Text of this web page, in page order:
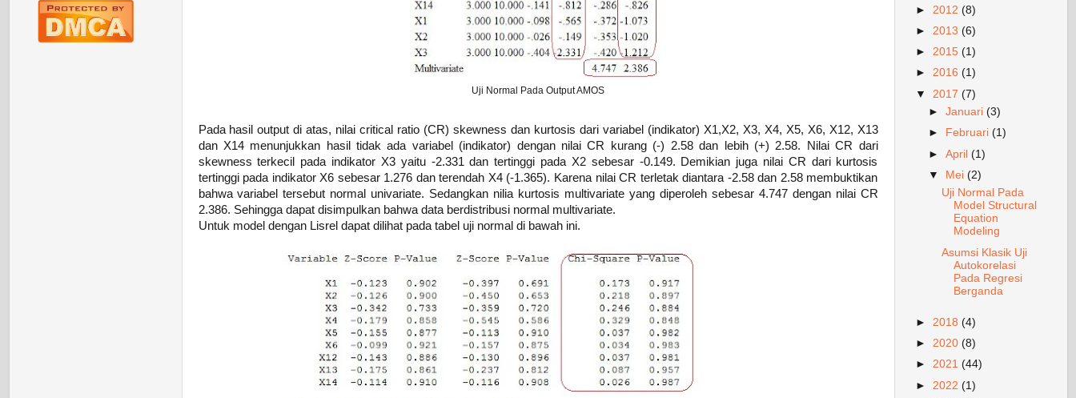
Uji Normal Pada Output AMOS
Pada hasil output di atas, nilai critical ratio (CR) skewness dan kurtosis dari variabel (indikator) X1,X2, X3, X4, X5, X6, X12, X13
dan X14 menunjukkan hasil tidak ada variabel (indikator) dengan nilai CR kurang (-) 2.58 dan lebih (+) 2.58. Nilai CR dari
skewness terkecil pada indikator X3 yaitu -2.331 dan tertinggi pada X2 sebesar -0.149. Demikian juga nilai CR dari kurtosis
tertinggi pada indikator X6 sebesar 1.276 dan terendah X4 (-1.365). Karena nilai CR terletak diantara -2.58 dan 2.58 membuktikan
bahwa variabel tersebut normal univariate. Sedangkan nilia kurtosis multivariate yang diperoleh sebesar 4.747 dengan nilai CR
2.386. Sehingga dapat disimpulkan bahwa data berdistribusi normal multivariate.
Untuk model dengan Lisrel dapat dilihat pada tabel uji normal di bawah ini.
► 2012 (8)
► 2013 (6)
► 2015 (1)
► 2016 (1)
▼ 2017 (7)
► Januari (3)
►
Februari (1)
► April (1)
▼ Mei (2)
Uji Normal Pada
Model Structural
Equation
Modeling
Asumsi Klasik Uji
Autokorelasi
Pada Regresi
Berganda
► 2018 (4)
► 2020 (8)
► 2021 (44)
► 2022 (1)